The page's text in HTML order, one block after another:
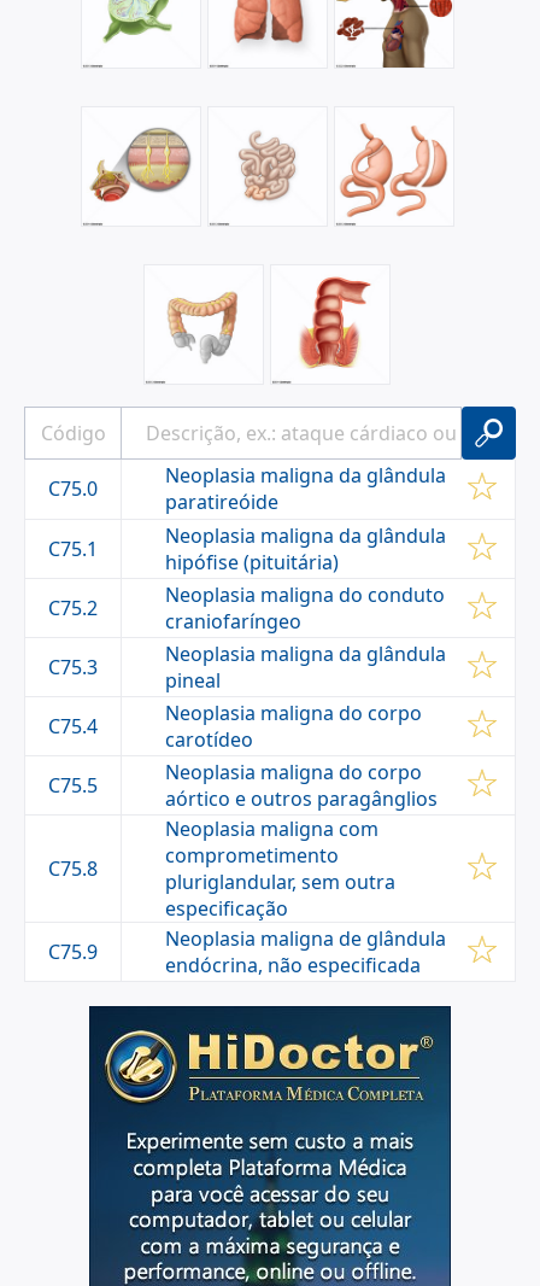
Descrição:Neoplasias das Glândulas Endócrinas
Sinônimo:Câncer de Glândula Endócrina;Câncer
C75.0
Neoplasia maligna da glândula
paratireóide
C75.1
Neoplasia maligna da glândula
hipófise (pituitária)
C75.2
Neoplasia maligna do conduto
craniofaríngeo
C75.3
Neoplasia maligna da glândula
pineal
C75.4
Neoplasia maligna do corpo
carotídeo
C75.5
Neoplasia maligna do corpo
aórtico e outros paragânglios
C75.8
Neoplasia maligna com
comprometimento
pluriglandular, sem outra
especificação
C75.9
Neoplasia maligna de glândula
endócrina, não especificada